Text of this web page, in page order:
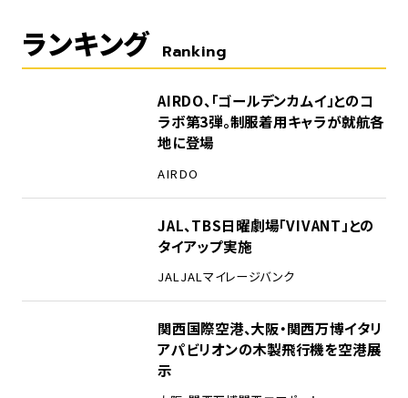
ランキング Ranking
AIRDO、「ゴールデンカムイ」とのコ
ラボ第3弾。制服着用キャラが就航各
地に登場
AIRDO
JAL、TBS日曜劇場「VIVANT」との
タイアップ実施
JALJALマイレージバンク
関西国際空港、大阪・関西万博イタリ
アパビリオンの木製飛行機を空港展
示